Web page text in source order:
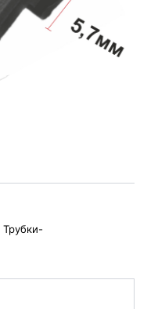
Трубки-